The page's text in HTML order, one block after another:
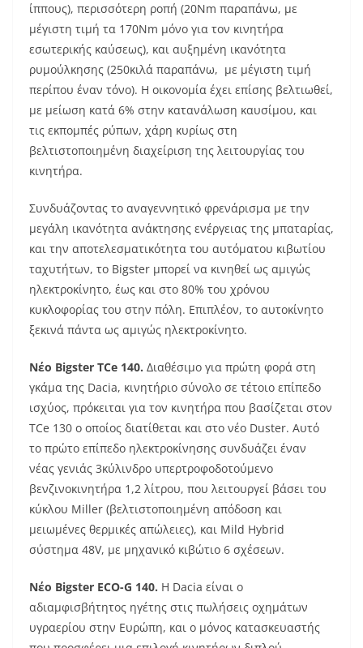
ίππους), περισσότερη ροπή (20Nm παραπάνω, με
μέγιστη τιμή τα 170Nm μόνο για τον κινητήρα
εσωτερικής καύσεως), και αυξημένη ικανότητα
ρυμούλκησης (250κιλά παραπάνω, με μέγιστη τιμή
περίπου έναν τόνο). Η οικονομία έχει επίσης βελτιωθεί,
με μείωση κατά 6% στην κατανάλωση καυσίμου, και
τις εκπομπές ρύπων, χάρη κυρίως στη
βελτιστοποιημένη διαχείριση της λειτουργίας του
κινητήρα.
Συνδυάζοντας το αναγεννητικό φρενάρισμα με την
μεγάλη ικανότητα ανάκτησης ενέργειας της μπαταρίας,
και την αποτελεσματικότητα του αυτόματου κιβωτίου
ταχυτήτων, το Bigster μπορεί να κινηθεί ως αμιγώς
ηλεκτροκίνητο, έως και στο 80% του χρόνου
κυκλοφορίας του στην πόλη. Επιπλέον, το αυτοκίνητο
ξεκινά πάντα ως αμιγώς ηλεκτροκίνητο.
Νέο Bigster TCe 140. Διαθέσιμο για πρώτη φορά στη
γκάμα της Dacia, κινητήριο σύνολο σε τέτοιο επίπεδο
ισχύος, πρόκειται για τον κινητήρα που βασίζεται στον
TCe 130 ο οποίος διατίθεται και στο νέο Duster. Αυτό
το πρώτο επίπεδο ηλεκτροκίνησης συνδυάζει έναν
νέας γενιάς 3κύλινδρο υπερτροφοδοτούμενο
βενζινοκινητήρα 1,2 λίτρου, που λειτουργεί βάσει του
κύκλου Miller (βελτιστοποιημένη απόδοση και
μειωμένες θερμικές απώλειες), και Mild Hybrid
σύστημα 48V, με μηχανικό κιβώτιο 6 σχέσεων.
Νέο Bigster ECO-G 140. Η Dacia είναι ο
αδιαμφισβήτητος ηγέτης στις πωλήσεις οχημάτων
υγραερίου στην Ευρώπη, και ο μόνος κατασκευαστής